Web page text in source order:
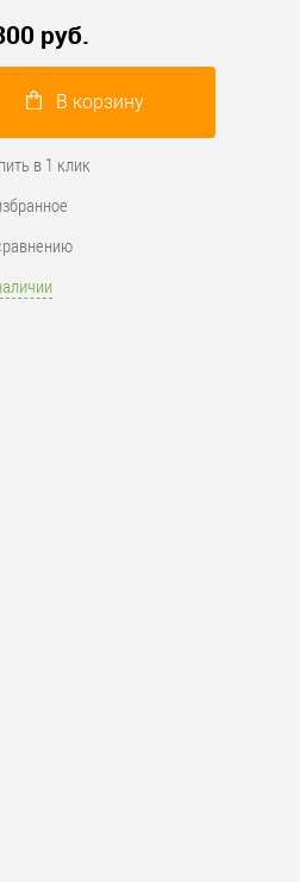
руб.
В корзину
в 1 клик